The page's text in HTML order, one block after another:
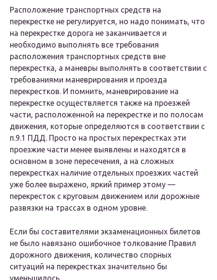
Расположение транспортных средств на
перекрестке не регулируется, но надо понимать, что
на перекрестке дорога не заканчивается и
необходимо выполнять все требования
расположения транспортных средств вне
перекрестка, а маневры выполнять в соответствии с
требованиями маневрирования и проезда
перекрестков. И помнить, маневрирование на
перекрестке осуществляется также на проезжей
части, расположенной на перекрестке и по полосам
движения, которые определяются в соответствии с
п.9.1 ПДД. Просто на простых перекрестках эти
проезжие части менее выявлены и находятся в
основном в зоне пересечения, а на сложных
перекрестках наличие отдельных проезжих частей
уже более выражено, яркий пример этому —
перекресток с круговым движением или дорожные
развязки на трассах в одном уровне.
Если бы составителями экзаменационных билетов
не было навязано ошибочное толкование Правил
дорожного движения, количество спорных
ситуаций на перекрестках значительно бы